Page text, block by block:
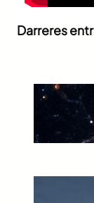
Darreres